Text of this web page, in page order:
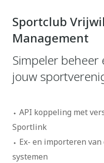
Sportclub
Management
Simpeler beheer
jouw
API koppeling met
Sportlink
Ex- en importeren
systemen